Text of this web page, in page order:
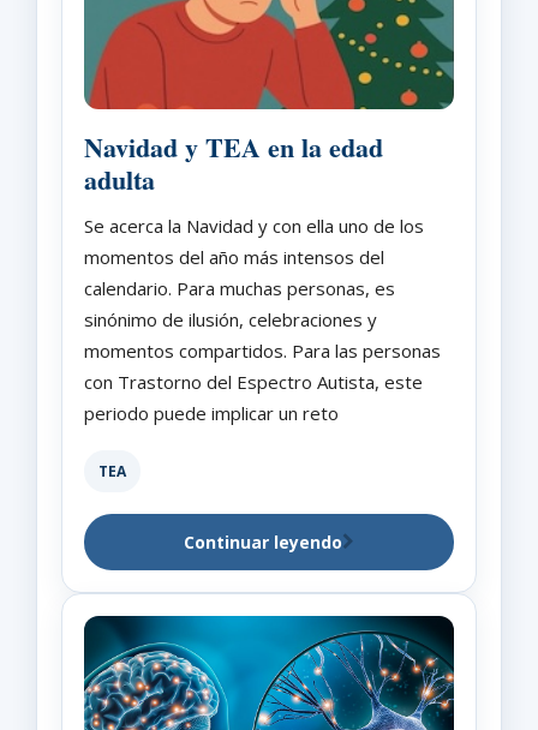
Navidad y TEA en la edad
adulta
Se acerca la Navidad y con ella uno de los
momentos del año más intensos del
calendario. Para muchas personas, es
sinónimo de ilusión, celebraciones y
momentos compartidos. Para las personas
con Trastorno del Espectro Autista, este
periodo puede implicar un reto
TEA
Continuar leyendo